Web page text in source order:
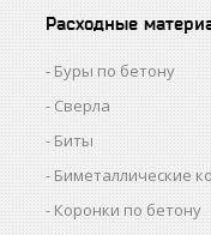
Расходные
Буры по бетону
Сверла
Биты
Биметаллические
Коронки по бетону